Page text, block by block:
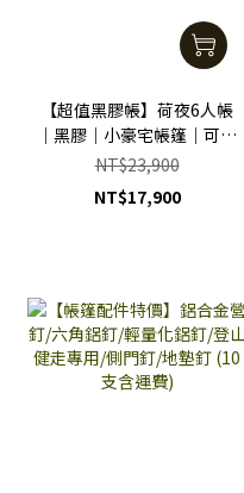
【超值黑膠帳】荷夜6人帳
｜黑膠｜小豪宅帳篷｜可大
可小多重運用
NT$23,900
NT$17,900